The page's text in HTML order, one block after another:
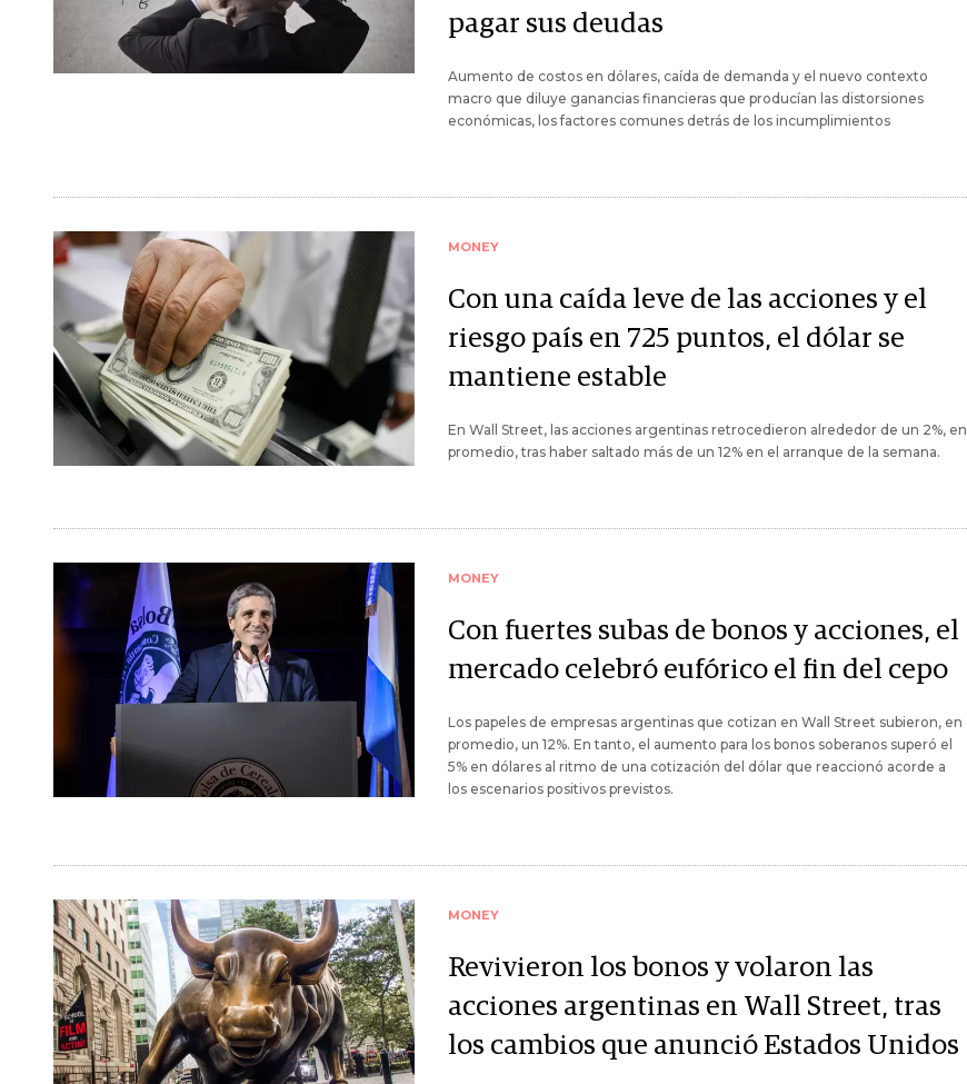
pagar sus deudas
Aumento de costos en dólares, caída de demanda y el nuevo contexto
macro que diluye ganancias financieras que producían las distorsiones
económicas, los factores comunes detrás de los incumplimientos
MONEY
Con una caída leve de las acciones y el
riesgo país en 725 puntos, el dólar se
mantiene estable
En Wall Street, las acciones argentinas retrocedieron alrededor de un 2%, en
promedio, tras haber saltado más de un 12% en el arranque de la semana.
MONEY
Con fuertes subas de bonos y acciones, el
mercado celebró eufórico el fin del cepo
Los papeles de empresas argentinas que cotizan en Wall Street subieron, en
promedio, un 12%. En tanto, el aumento para los bonos soberanos superó el
5% en dólares al ritmo de una cotización del dólar que reaccionó acorde a
los escenarios positivos previstos.
MONEY
Revivieron los bonos y volaron las
acciones argentinas en Wall Street, tras
los cambios que anunció Estados Unidos